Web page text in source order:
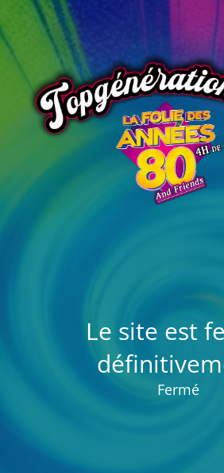
Le site est
Fermé